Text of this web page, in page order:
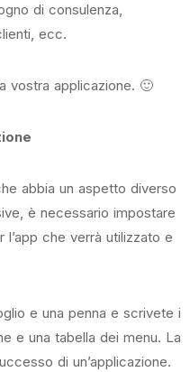
di consulenza,
ecc.
vostra applicazione. 🙂
abbia un aspetto diverso
è necessario impostare
che verrà utilizzato e
e una penna e scrivete i
e una tabella dei menu. La
di un’applicazione.